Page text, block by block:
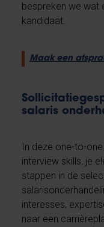
bespreken we wat
kandidaat.
Maak een
salaris
In deze one-to-
interview skills, je
stappen in de
interesses,
naar een